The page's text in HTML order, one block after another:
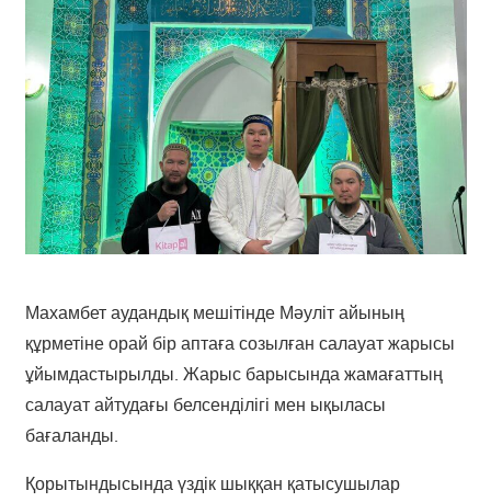
Махамбет аудандық мешітінде Мәуліт айының
құрметіне орай бір аптаға созылған салауат жарысы
ұйымдастырылды. Жарыс барысында жамағаттың
салауат айтудағы белсенділігі мен ықыласы
бағаланды.
Қорытындысында үздік шыққан қатысушылар